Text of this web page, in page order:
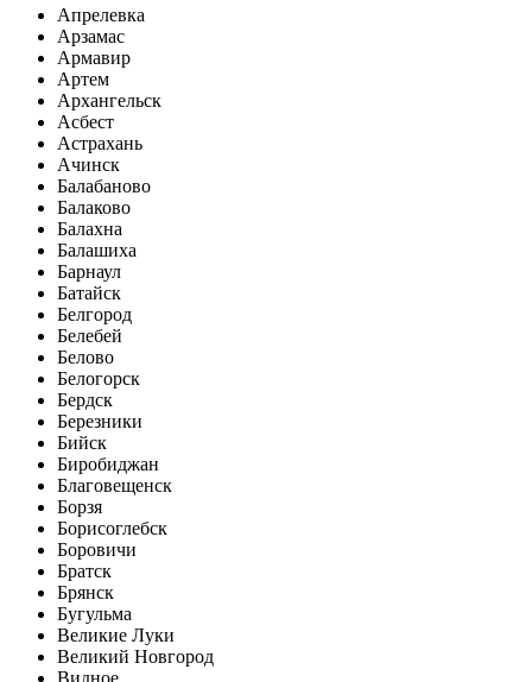
Апрелевка
Арзамас
Армавир
Артем
Архангельск
Асбест
Астрахань
Ачинск
Балабаново
Балаково
Балахна
Балашиха
Барнаул
Батайск
Белгород
Белебей
Белово
Белогорск
Бердск
Березники
Бийск
Биробиджан
Благовещенск
Борзя
Борисоглебск
Боровичи
Братск
Брянск
Бугульма
Великие Луки
Великий Новгород
Видное